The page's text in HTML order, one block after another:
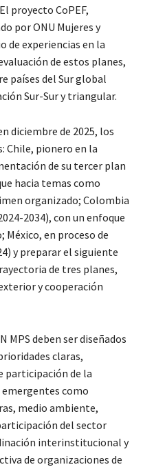
proyecto CoPEF,
por ONU Mujeres y
experiencias en la
de estos planes,
países del Sur global
Sur-Sur y triangular.
diciembre de 2025, los
Chile, pionero en la
de su tercer plan
hacia temas como
organizado; Colombia
2034), con un enfoque
en proceso de
y preparar el siguiente
de tres planes,
y cooperación
MPS deben ser diseñados
claras,
participación de la
como
medio ambiente,
del sector
interinstitucional y
de organizaciones de